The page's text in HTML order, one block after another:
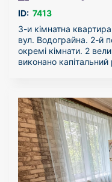
ID: 7413
3-и кімнатна
вул. Водограйна. 2-й
окремі кімнати. 2
виконано
посуд. Постільна
Укомплектована усім
У шаговій
Гребного каналу і р.
Перегляд у зручний